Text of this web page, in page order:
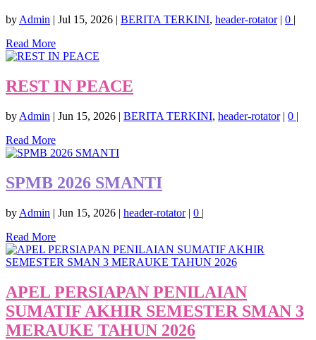
byAdmin | Jul 15, 2026 | BERITA TERKINI, header-rotator| 0 |
Read More
REST IN PEACE
by Admin | Jun 15, 2026 | BERITA TERKINI, header-rotator| 0 |
Read More
SPMB 2026 SMANTI
by Admin | Jun 15, 2026 | header-rotator| 0 |
Read More
APEL PERSIAPAN PENILAIAN
SUMATIF AKHIR SEMESTER SMAN 3
MERAUKE TAHUN 2026